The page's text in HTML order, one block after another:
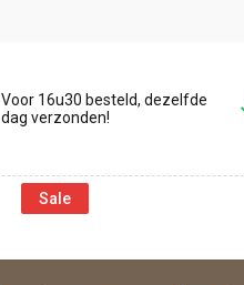
Voor 16u30 besteld, dezelfde
dag verzonden!
Sale